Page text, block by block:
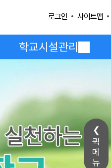
퀵
메
뉴
로그인 사이트맵
학교시설관리